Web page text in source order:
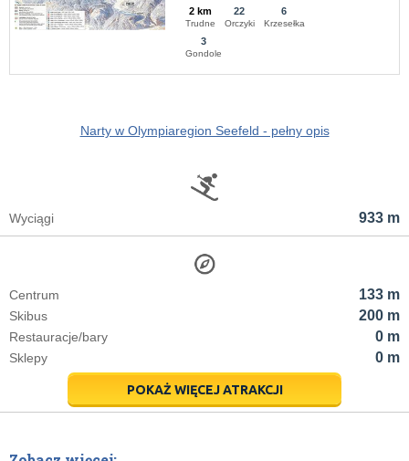
2 km
Trudne
22
Orczyki
6
Krzesełka
3
Gondole
Narty w Olympiaregion Seefeld - pełny opis
933 m
Wyciągi
133 m
Centrum
200 m
Skibus
0 m
Restauracje/bary
0 m
Sklepy
POKAŻ WIĘCEJ ATRAKCJI